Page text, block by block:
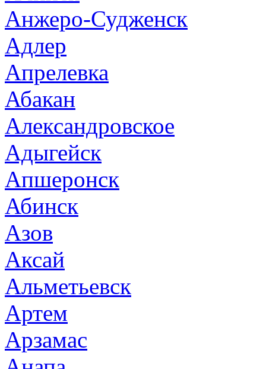
Анжеро-Судженск
Адлер
Апрелевка
Абакан
Александровское
Адыгейск
Апшеронск
Абинск
Азов
Аксай
Альметьевск
Артем
Арзамас